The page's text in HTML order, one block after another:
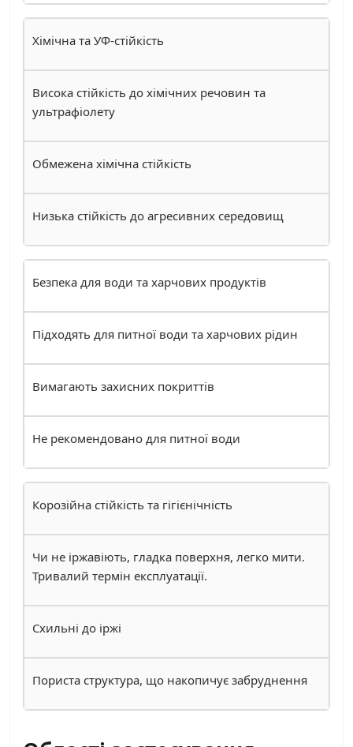
Хімічна та УФ-стійкість
Висока стійкість до хімічних речовин та
ультрафіолету
Обмежена хімічна стійкість
Низька стійкість до агресивних середовищ
Безпека для води та харчових продуктів
Підходять для питної води та харчових рідин
Вимагають захисних покриттів
Не рекомендовано для питної води
Корозійна стійкість та гігієнічність
Чи не іржавіють, гладка поверхня, легко мити.
Тривалий термін експлуатації.
Схильні до іржі
Пориста структура, що накопичує забруднення